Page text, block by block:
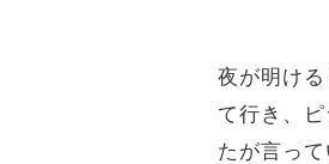
夜が明け
て行き、ピ
たが言っ